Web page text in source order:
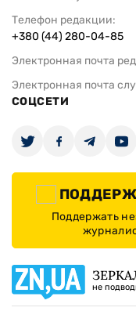
Телефон редакции:
+380 (44) 280-04-85
Электронная почта
Электронная почта
СОЦСЕТИ
Поддержать
не